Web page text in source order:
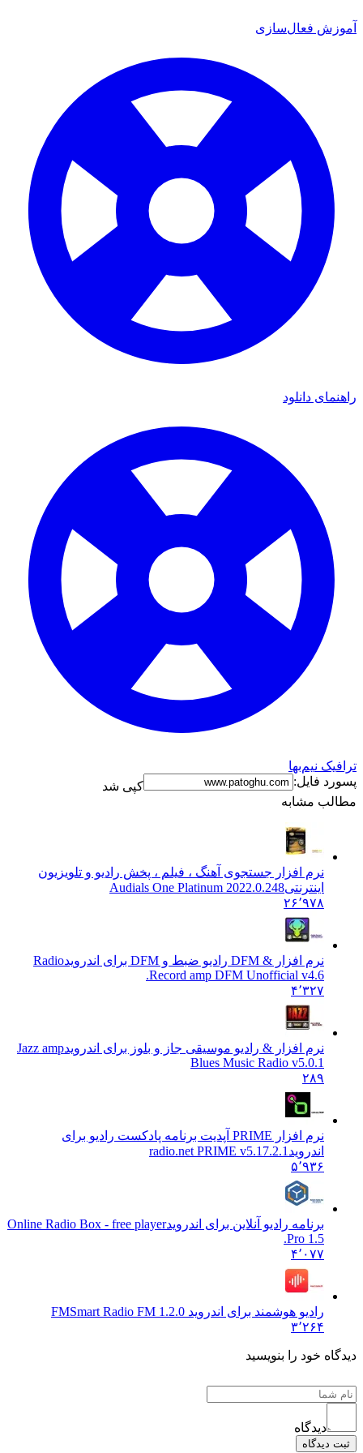
فعال‌سازی
دانلود
نیم‌بها
فایل:
کپی شد
مشابه
نرم افزار جستجوی آهنگ ، فیلم ، پخش رادیو و تلویزیون
Audials One Platinum 2022.0.248
۲۶٬۹۷۸
نرم افزار & DFM رادیو ضبط و DFM برای اندروید
Radio
Record amp DFM Unofficial v4.6.
نرم افزار & رادیو موسیقی جاز و بلوز برای اندروید Jazz amp
Blues Music Radio v5.0.1
نرم افزار PRIME آپدیت برنامه پادکست رادیو برای
radio.net PRIME v5.17.2.1
برنامه رادیو آنلاین برای اندروید Online Radio Box - free player
Pro 1.5.
رادیو هوشمند برای اندروید FM Smart Radio FM 1.2.0
خود را بنویسید